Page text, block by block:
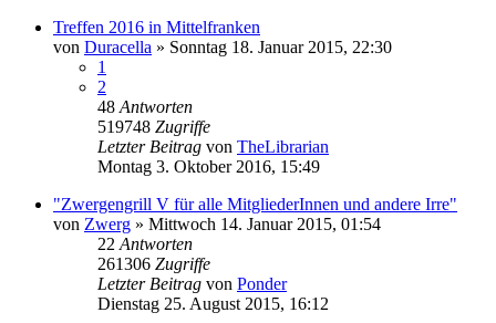
Treffen 2016 in Mittelfranken
von Duracella » Sonntag 18. Januar 2015, 22:30
1
2
48 Antworten
519748 Zugriffe
Letzter Beitrag von TheLibrarian
Montag 3. Oktober 2016, 15:49
"Zwergengrill V für alle MitgliederInnen und andere Irre"
von Zwerg » Mittwoch 14. Januar 2015, 01:54
22 Antworten
261306 Zugriffe
Letzter Beitrag von Ponder
Dienstag 25. August 2015, 16:12